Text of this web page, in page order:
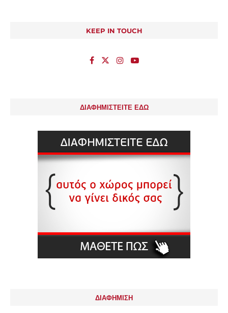
KEEP IN TOUCH
ΔΙΑΦΗΜΙΣΤΕΙΤΕ ΕΔΩ
ΔΙΑΦΗΜΙΣΗ